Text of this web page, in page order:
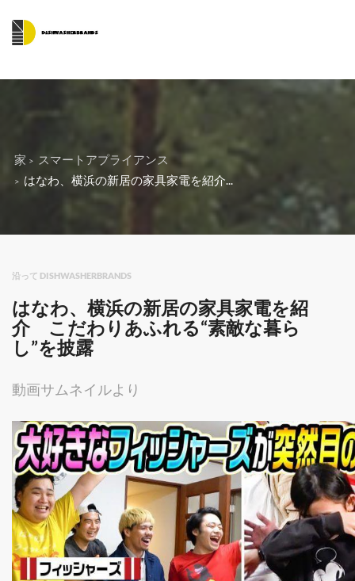
家
スマートアプライアンス
はなわ、横浜の新居の家具家電を紹介...
沿って DISHWASHERBRANDS
はなわ、横浜の新居の家具家電を紹
介 こだわりあふれる“素敵な暮ら
し”を披露
動画サムネイルより